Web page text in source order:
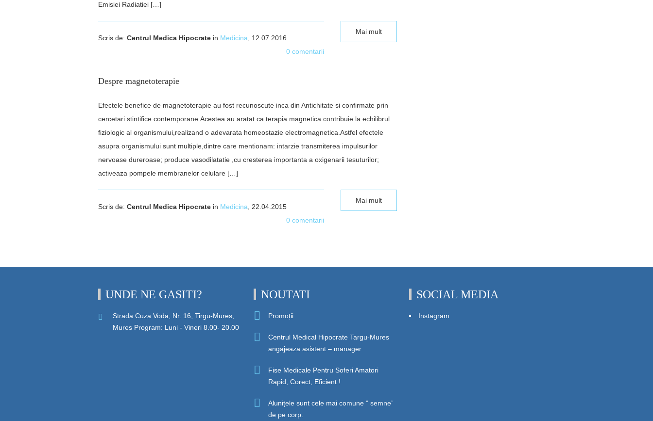
Emisiei Radiatiei […]
Mai mult
Scris de: Centrul Medica Hipocrate in Medicina , 12.07.2016
0 comentarii
Despre magnetoterapie
Efectele benefice de magnetoterapie au fost recunoscute inca din Antichitate si confirmate prin
cercetari stintifice contemporane.Acestea au aratat ca terapia magnetica contribuie la echilibrul
fiziologic al organismului,realizand o adevarata homeostazie electromagnetica.Astfel efectele
asupra organismului sunt multiple,dintre care mentionam: intarzie transmiterea impulsurilor
nervoase dureroase; produce vasodilatatie ,cu cresterea importanta a oxigenarii tesuturilor;
activeaza pompele membranelor celulare […]
Mai mult
Scris de: Centrul Medica Hipocrate in Medicina , 22.04.2015
0 comentarii
UNDE NE GASITI?
Strada Cuza Voda, Nr. 16, Tirgu-Mures,
Mures Program: Luni - Vineri 8.00- 20.00
NOUTATI
Promoții
Centrul Medical Hipocrate Targu-Mures
angajeaza asistent – manager
Fise Medicale Pentru Soferi Amatori
Rapid, Corect, Eficient !
Alunițele sunt cele mai comune ” semne”
de pe corp.
SOCIAL MEDIA
Instagram